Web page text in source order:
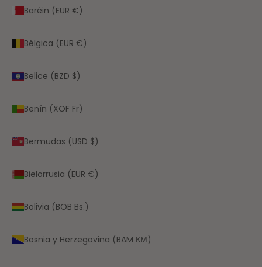
Baréin (EUR €)
Bélgica (EUR €)
Belice (BZD $)
Benín (XOF Fr)
Bermudas (USD $)
Bielorrusia (EUR €)
Bolivia (BOB Bs.)
Bosnia y Herzegovina (BAM КМ)